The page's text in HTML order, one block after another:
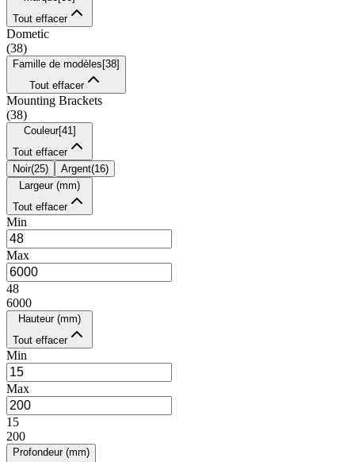
Tout effacer
Dometic
(38)
Famille de modèles [38]
Tout effacer
Mounting Brackets
(38)
Couleur[41 ]
Tout effacer
Noir(25) Argent(16)
Largeur (mm)
Tout effacer
Min
Max
48
6000
Hauteur (mm)
Tout effacer
Min
Max
15
200
Profondeur (mm)